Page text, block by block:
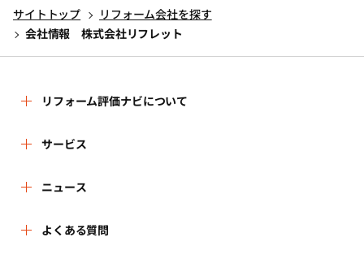
サイトトップ
リフォーム会社を探す
会社情報 株式会社リフレット
リフォーム評価ナビについて
リフォーム評価ナビとは
運営体制
はじめての方へ
サービス
リフォーム会社を探す
リフォーム事例を見る
ニュース
新着情報
よくある質問